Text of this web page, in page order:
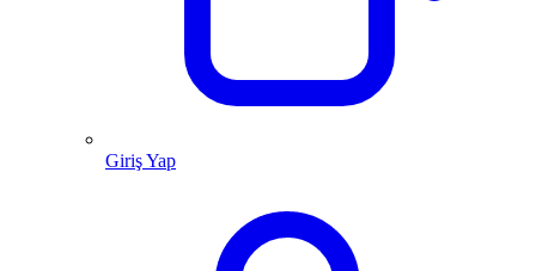
Giriş Yap